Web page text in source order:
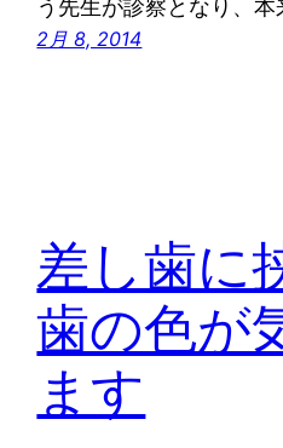
う先生が診察となり、
2月 8, 2014
差し歯に
歯の色が
ます